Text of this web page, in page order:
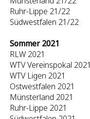
Ruhr-Lippe 21/22
Südwestfalen 21/22
Sommer 2021
RLW 2021
WTV Vereinspokal 2021
WTV Ligen 2021
Ostwestfalen 2021
Münsterland 2021
Ruhr-Lippe 2021